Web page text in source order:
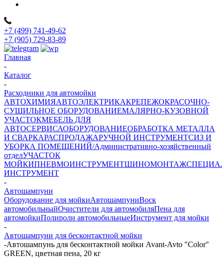
+7 (499) 741-49-62
+7 (905) 729-83-89
Главная
-
Каталог
-
Расходники для автомойки
АВТОХИМИЯАВТОЭЛЕКТРИКАКРЕПЕЖОКРАСОЧНО-
СУШИЛЬНОЕ ОБОРУДОВАНИЕМАЛЯРНО-КУЗОВНОЙ
УЧАСТОКМЕБЕЛЬ ДЛЯ
АВТОСЕРВИСАОБОРУДОВАНИЕОБРАБОТКА МЕТАЛЛА
И СВАРКАРАСПРОДАЖАРУЧНОЙ ИНСТРУМЕНТСИЗ И
УБОРКА ПОМЕЩЕНИЙ/Административно-хозяйственный
отделУЧАСТОК
МОЙКИПНЕВМОИНСТРУМЕНТШИНОМОНТАЖ
ИНСТРУМЕНТ
-
Автошампуни
Оборудование для мойкиАвтошампуниВоск
автомобильныйОчистители для автомобиляПена для
автомойкиПолироли автомобильныеИнструмент для мойки
-
Автошампуни для бесконтактной мойки
-Автошампунь для бесконтактной мойки Avant-Avto "Color"
GREEN, цветная пена, 20 кг